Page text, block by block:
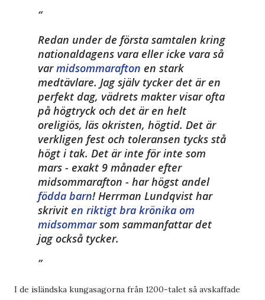
Redan under de första samtalen kring
nationaldagens vara eller icke vara så
varmidsommarafton en stark
medtävlare. Jag själv tycker det är en
perfekt dag, vädrets makter visar ofta
på högtryck och det är en helt
oreligiös, läs okristen, högtid. Det är
verkligen fest och toleransen tycks stå
högt i tak. Det är inte för inte som
mars - exakt 9 månader efter
midsommarafton - har högst andel
födda barn! Herrman Lundqvist har
skrivit en riktigt bra krönika om
midsommarsom sammanfattar det
jag också tycker.
I de isländska kungasagorna från 1200-talet så avskaffade